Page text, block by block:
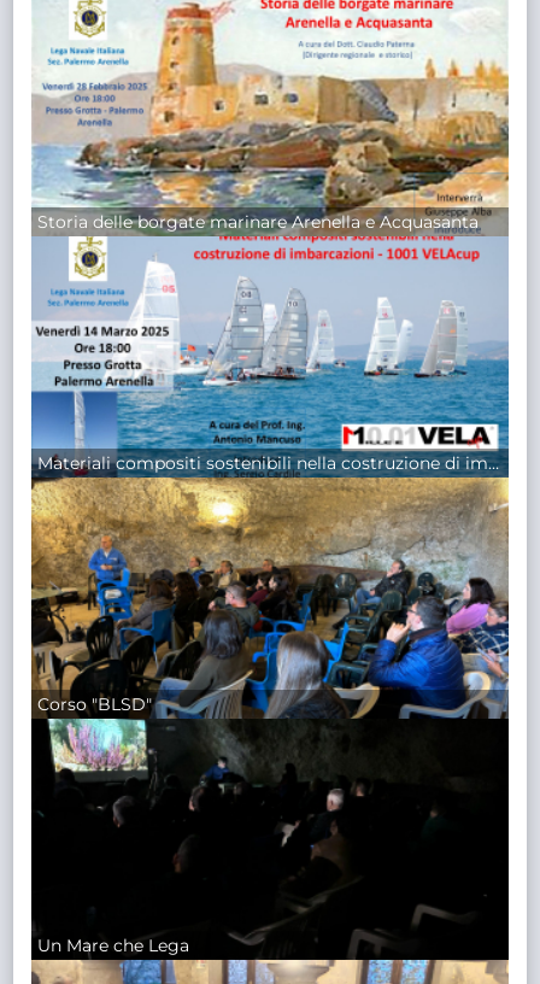
Storia delle borgate marinare Arenella e Acquasanta
Materiali compositi sostenibili nella costruzione di imbarcazioni - 1001 VELAcup
Corso "BLSD"
Un Mare che Lega